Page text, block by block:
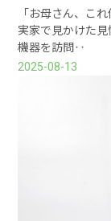
「お母さん、こ
実家で見かけた
機器を訪問‥
2025-08-13